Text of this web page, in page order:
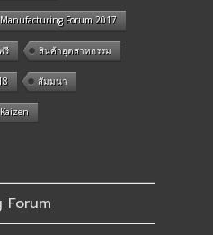
Forum 2017
รี สินค้าอุตสาหกรรม
สัมมนา
Kaizen